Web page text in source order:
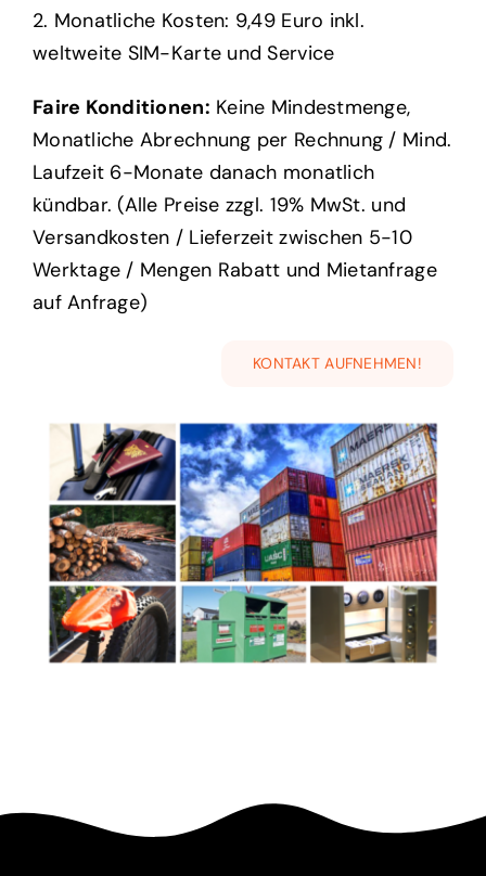
Keine Mindestmenge,
Laufzeit 6-Monate danach monatlich
kündbar. (Alle Preise zzgl. 19% MwSt. und
Versandkosten / Lieferzeit zwischen 5-10
Werktage / Mengen Rabatt und Mietanfrage
auf Anfrage)